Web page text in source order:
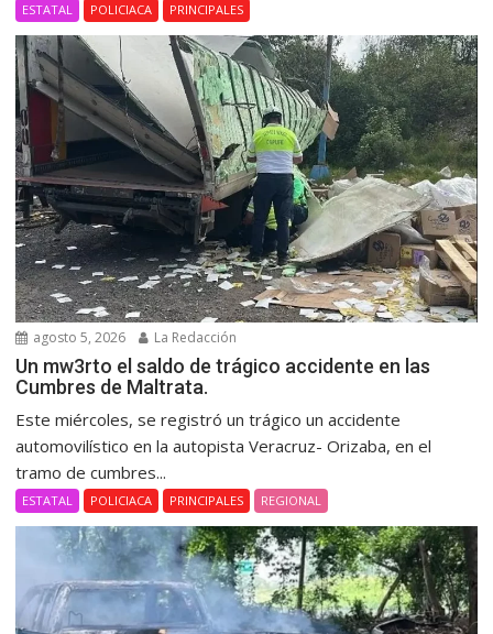
ESTATAL POLICIACA PRINCIPALES
agosto 5, 2026 La Redacción
Un mw3rto el saldo de trágico accidente en las
Cumbres de Maltrata.
Este miércoles, se registró un trágico un accidente
automovilístico en la autopista Veracruz- Orizaba, en el
tramo de cumbres...
ESTATAL POLICIACA PRINCIPALES REGIONAL